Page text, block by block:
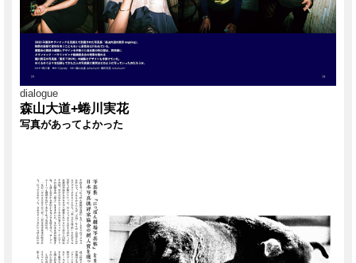
dialogue
森山大道+蜷川実花
写真があってよかった